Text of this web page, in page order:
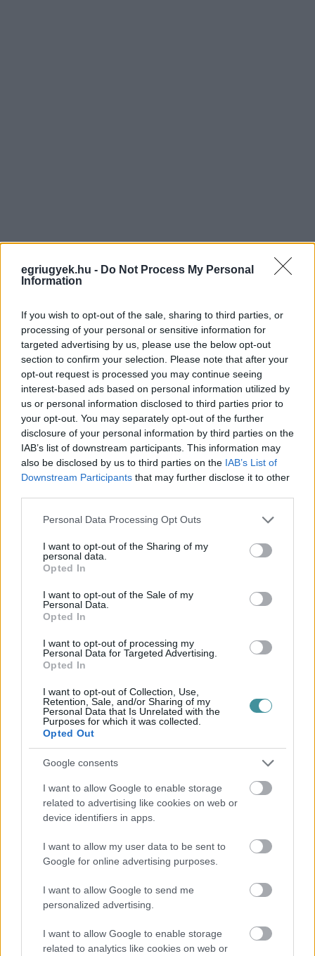
egriugyek.hu - Do Not Process My Personal
Information
If you wish to opt-out of the sale, sharing to third parties, or
processing of your personal or sensitive information for
targeted advertising by us, please use the below opt-out
section to confirm your selection. Please note that after your
opt-out request is processed you may continue seeing
interest-based ads based on personal information utilized by
us or personal information disclosed to third parties prior to
your opt-out. You may separately opt-out of the further
disclosure of your personal information by third parties on the
IAB’s list of downstream participants. This information may
also be disclosed by us to third parties on the IAB’s List of
Downstream Participants that may further disclose it to other
Please note that this website/app uses one or more Google
not limited to your visit or usage behaviour. You may click to
grant or deny consent to Google and its third-party tags to
use your data for below specified purposes in below Google
consent section.
Personal Data Processing Opt Outs
I want to opt-out of the Sharing of my
personal data.
Opted In
I want to opt-out of the Sale of my
Personal Data.
Opted In
I want to opt-out of processing my
Personal Data for Targeted Advertising.
Opted In
I want to opt-out of Collection, Use,
Retention, Sale, and/or Sharing of my
Personal Data that Is Unrelated with the
Purposes for which it was collected.
Opted Out
Google consents
I want to allow Google to enable storage
related to advertising like cookies on web or
device identifiers in apps.
I want to allow my user data to be sent to
Google for online advertising purposes.
I want to allow Google to send me
personalized advertising.
I want to allow Google to enable storage
related to analytics like cookies on web or